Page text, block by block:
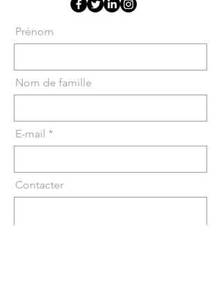
Prénom
Nom de famille
E-mail
Contacter